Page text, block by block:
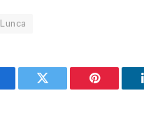
Twitter Pinterest